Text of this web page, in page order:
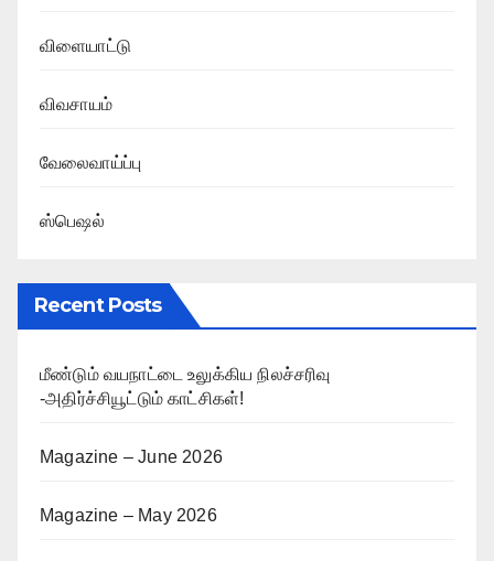
விளையாட்டு
விவசாயம்
வேலைவாய்ப்பு
ஸ்பெஷல்
Recent Posts
மீண்டும் வயநாட்டை உலுக்கிய நிலச்சரிவு
-அதிர்ச்சியூட்டும் காட்சிகள்!
Magazine – June 2026
Magazine – May 2026